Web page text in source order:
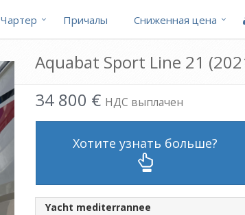
Чартер Причалы Cниженная цена
Aquabat Sport Line 21
34 800 € НДС выплачен
Хотите узнать больше?
Yacht mediterrannee